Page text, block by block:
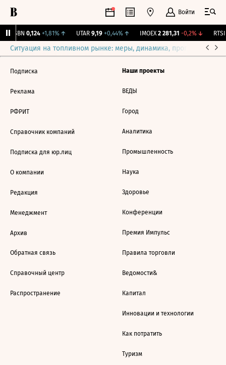
Войти
USBN 0,124 +1,81%↑ UTAR 9,19 +0,44%↑ IMOEX 2 281,31 -0,2%↓ RTSI
Ситуация на топливном рынке: меры, динамика, прогнозы
Подписка
Реклама
РФРИТ
Справочник компаний
Подписка для юр.лиц
О компании
Редакция
Менеджмент
Архив
Обратная связь
Справочный центр
Распространение
Наши проекты
ВЕДЫ
Город
Аналитика
Промышленность
Наука
Здоровье
Конференции
Премия Импульс
Правила торговли
Ведомости&
Капитал
Инновации и технологии
Как потратить
Туризм